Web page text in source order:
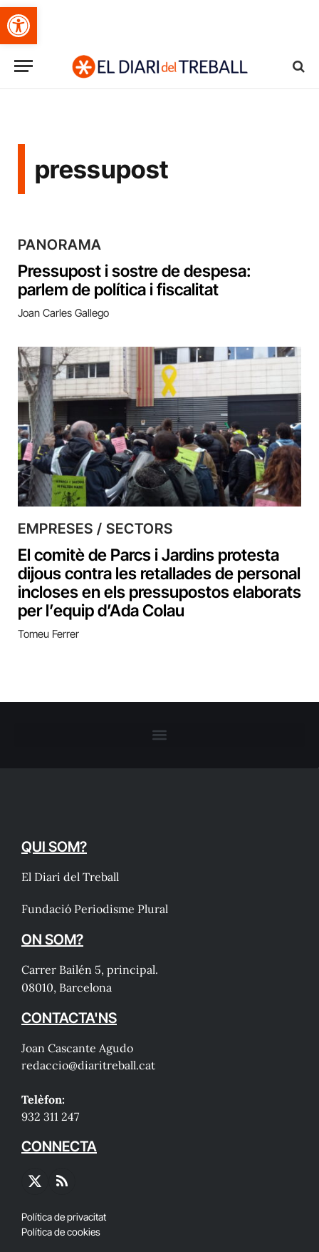
Obre la barra d'eines
pressupost
PANORAMA
Pressupost i sostre de despesa:
parlem de política i fiscalitat
Joan Carles Gallego
EMPRESES / SECTORS
El comitè de Parcs i Jardins protesta
dijous contra les retallades de personal
incloses en els pressupostos elaborats
per l’equip d’Ada Colau
Tomeu Ferrer
QUI SOM?
El Diari del Treball
Fundació Periodisme Plural
ON SOM?
Carrer Bailén 5, principal.
08010, Barcelona
CONTACTA'NS
Joan Cascante Agudo
redaccio@diaritreball.cat
Telèfon:
932 311 247
CONNECTA
X
RSS
Política de privacitat
Política de cookies